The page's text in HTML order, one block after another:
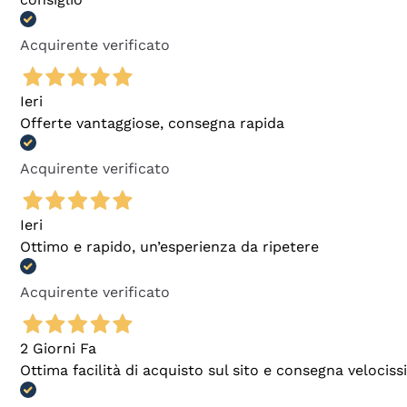
Acquirente verificato
Ieri
Offerte vantaggiose, consegna rapida
Acquirente verificato
Ieri
Ottimo e rapido, un’esperienza da ripetere
Acquirente verificato
2 Giorni Fa
Ottima facilità di acquisto sul sito e consegna